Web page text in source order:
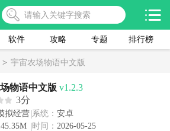
软件 攻略 专题 排行榜
> 宇宙农场物语中文版
物语中文版 v1.2.3
3分
拟经营 系统： 安卓
时间： 2026-05-25